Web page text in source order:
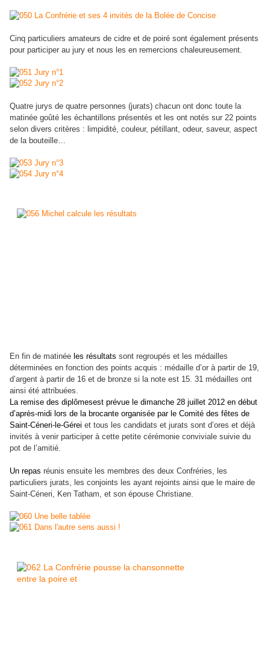
Cinq particuliers amateurs de cidre et de poiré sont également présents
pour participer au jury et nous les en remercions chaleureusement.
Quatre jurys de quatre personnes (jurats) chacun ont donc toute la
matinée goûté les échantillons présentés et les ont notés sur 22 points
selon divers critères : limpidité, couleur, pétillant, odeur, saveur, aspect
de la bouteille…
En fin de matinée les résultats sont regroupés et les médailles
déterminées en fonction des points acquis : médaille d’or à partir de 19,
d’argent à partir de 16 et de bronze si la note est 15. 31 médailles ont
ainsi été attribuées.
La remise des diplômesest prévue le dimanche 28 juillet 2012 en début
d’après-midi lors de la brocante organisée par le Comité des fêtes de
Saint-Céneri-le-Gérei et tous les candidats et jurats sont d’ores et déjà
invités à venir participer à cette petite cérémonie conviviale suivie du
pot de l’amitié.
Un repas réunis ensuite les membres des deux Confréries, les
particuliers jurats, les conjoints les ayant rejoints ainsi que le maire de
Saint-Céneri, Ken Tatham, et son épouse Christiane.